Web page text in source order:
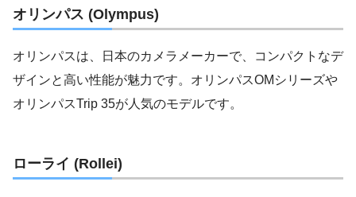
オリンパス (Olympus)
オリンパスは、日本のカメラメーカーで、コンパクトなデ
ザインと高い性能が魅力です。オリンパスOMシリーズや
オリンパスTrip 35が人気のモデルです。
ローライ (Rollei)